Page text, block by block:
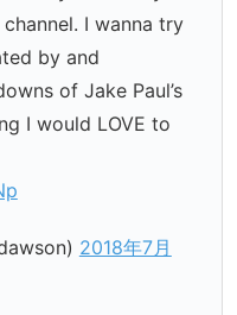
I wanna try
by and
of Jake Paul’s
I would LOVE to
2018年7月